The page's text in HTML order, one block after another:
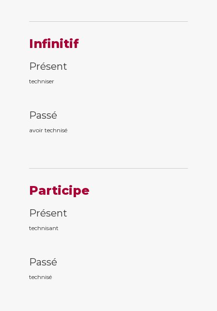
Infinitif
Présent
techniser
Passé
avoir technisé
Participe
Présent
technisant
Passé
technisé